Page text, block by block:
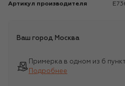
Артикул производителя
Ваш город Москва
Примерка в одном из 6
Подробнее